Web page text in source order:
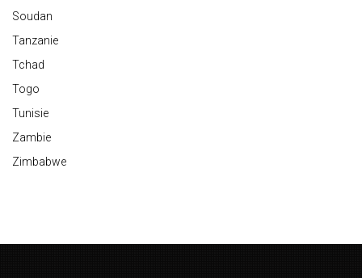
Soudan
Tanzanie
Tchad
Togo
Tunisie
Zambie
Zimbabwe